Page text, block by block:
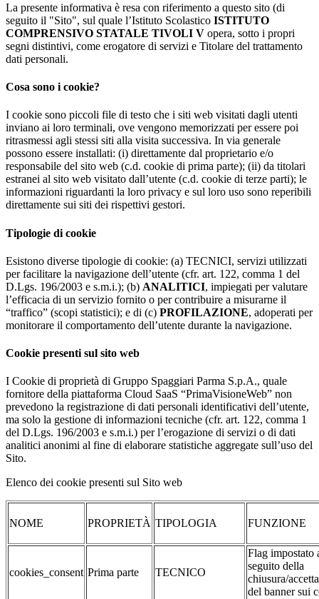
La presente informativa è resa con riferimento a questo sito (di
seguito il "Sito", sul quale l’Istituto Scolastico ISTITUTO
COMPRENSIVO STATALE TIVOLI V opera, sotto i propri
segni distintivi, come erogatore di servizi e Titolare del trattamento
dati personali.
Cosa sono i cookie?
I cookie sono piccoli file di testo che i siti web visitati dagli utenti
inviano ai loro terminali, ove vengono memorizzati per essere poi
ritrasmessi agli stessi siti alla visita successiva. In via generale
possono essere installati: (i) direttamente dal proprietario e/o
responsabile del sito web (c.d. cookie di prima parte); (ii) da titolari
estranei al sito web visitato dall’utente (c.d. cookie di terze parti); le
informazioni riguardanti la loro privacy e sul loro uso sono reperibili
direttamente sui siti dei rispettivi gestori.
Tipologie di cookie
Esistono diverse tipologie di cookie: (a) TECNICI, servizi utilizzati
per facilitare la navigazione dell’utente (cfr. art. 122, comma 1 del
D.Lgs. 196/2003 e s.m.i.); (b) ANALITICI, impiegati per valutare
l’efficacia di un servizio fornito o per contribuire a misurarne il
“traffico” (scopi statistici); e di (c) PROFILAZIONE, adoperati per
monitorare il comportamento dell’utente durante la navigazione.
Cookie presenti sul sito web
I Cookie di proprietà di Gruppo Spaggiari Parma S.p.A., quale
fornitore della piattaforma Cloud SaaS “PrimaVisioneWeb” non
prevedono la registrazione di dati personali identificativi dell’utente,
ma solo la gestione di informazioni tecniche (cfr. art. 122, comma 1
del D.Lgs. 196/2003 e s.m.i.) per l’erogazione di servizi o di dati
analitici anonimi al fine di elaborare statistiche aggregate sull’uso del
Sito.
Elenco dei cookie presenti sul Sito web
NOME PROPRIETÀ TIPOLOGIA FUNZIONE
cookies_consent Prima parte TECNICO
Flag impostato
seguito della
chiusura/
del banner sui